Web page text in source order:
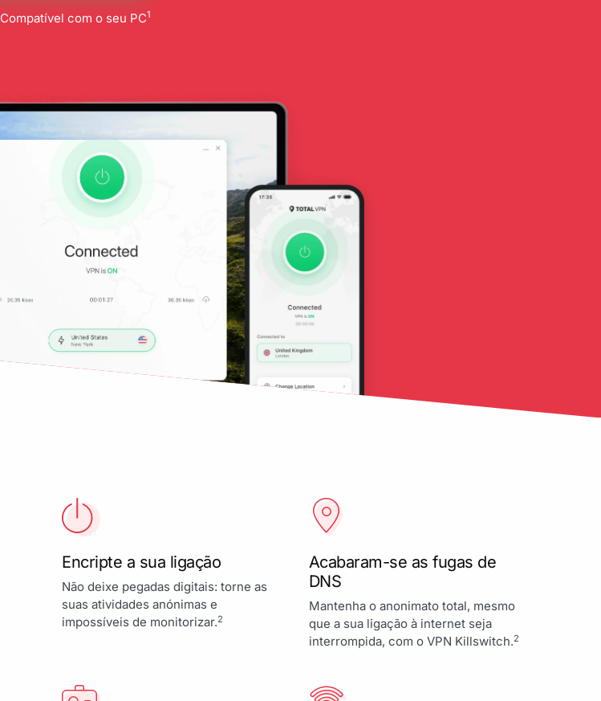
Compatível com o seu PC1
Encripte a sua ligação
Não deixe pegadas digitais: torne as
suas atividades anónimas e
impossíveis de monitorizar.2
Acabaram-se as fugas de
DNS
Mantenha o anonimato total, mesmo
que a sua ligação à internet seja
interrompida, com o VPN Killswitch.2